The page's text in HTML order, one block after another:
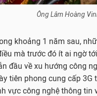
Ông Lâm Hoàng
khoảng 1 năm sau,
mà trước đó ít ai ngờ
đầu về xu hướng công
tiên phong cung cấp
vực công nghệ thông tin